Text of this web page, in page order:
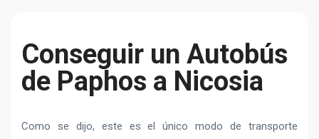
Conseguir un Autobús
de Paphos a Nicosia
Como se dijo, este es el único modo de transporte